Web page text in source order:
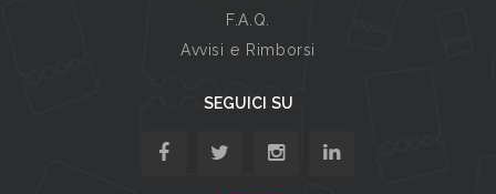
F.A.Q.
Avvisi e Rimborsi
SEGUICI SU